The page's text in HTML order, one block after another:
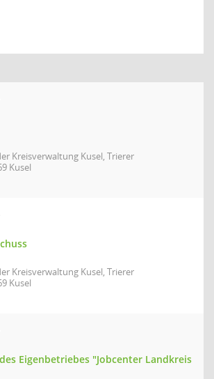
Kreisverwaltung Kusel, Trierer
Kusel
Kreisverwaltung Kusel, Trierer
Kusel
Eigenbetriebes "Jobcenter Landkreis